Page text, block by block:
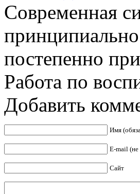
Современная
постепенно
Работа по
Добавить
Имя
E-mail (не
Сайт